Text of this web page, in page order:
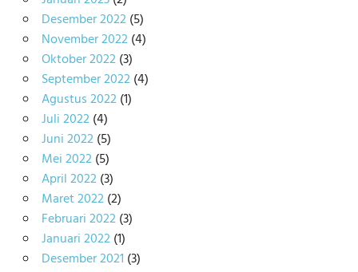
Desember 2022(5)
November 2022(4)
Oktober 2022(3)
September 2022(4)
Agustus 2022(1)
Juli 2022(4)
Juni 2022(5)
Mei 2022(5)
April 2022(3)
Maret 2022(2)
Februari 2022(3)
Januari 2022(1)
Desember 2021 (3)